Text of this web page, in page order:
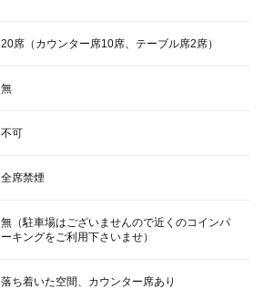
20席（カウンター席10席、テーブル席2席）
無
不可
全席禁煙
無（駐車場はございませんので近くのコインパ
ーキングをご利用下さいませ）
落ち着いた空間、カウンター席あり